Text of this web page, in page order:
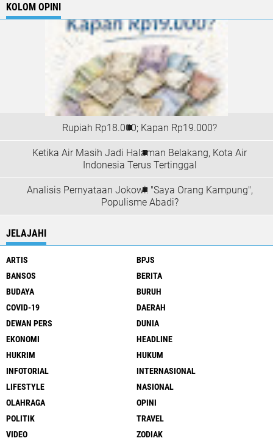
KOLOM OPINI
Rupiah Rp18.000; Kapan Rp19.000?
Ketika Air Masih Jadi Halaman Belakang, Kota Air
Indonesia Terus Tertinggal
Analisis Pernyataan Jokowi: "Saya Orang Kampung",
Populisme Abadi?
JELAJAHI
ARTIS
BPJS
BANSOS
BERITA
BUDAYA
BURUH
COVID-19
DAERAH
DEWAN PERS
DUNIA
EKONOMI
HEADLINE
HUKRIM
HUKUM
INFOTORIAL
INTERNASIONAL
LIFESTYLE
NASIONAL
OLAHRAGA
OPINI
POLITIK
TRAVEL
VIDEO
ZODIAK